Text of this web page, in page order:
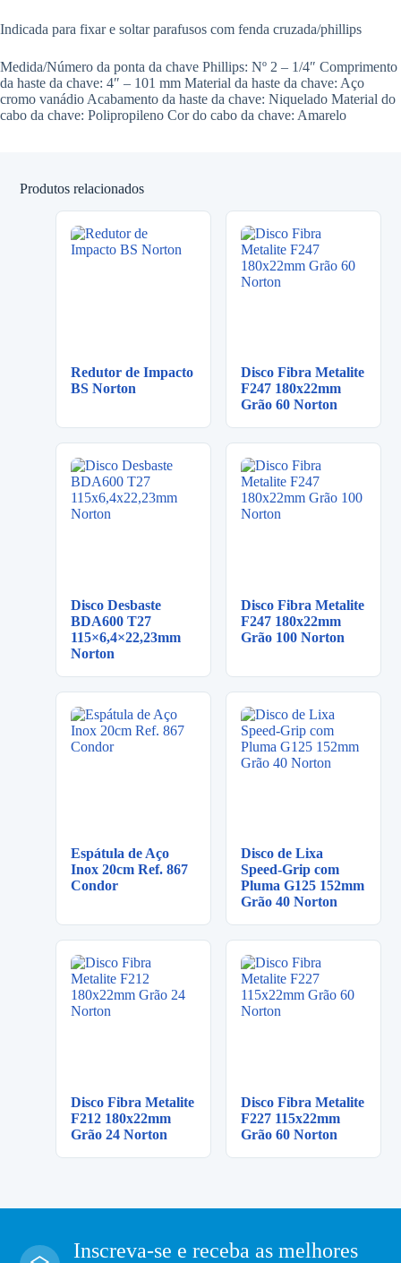
Indicada para fixar e soltar parafusos com fenda cruzada/phillips
Medida/Número da ponta da chave Phillips: Nº 2 – 1/4″ Comprimento
da haste da chave: 4″ – 101 mm Material da haste da chave: Aço
cromo vanádio Acabamento da haste da chave: Niquelado Material do
cabo da chave: Polipropileno Cor do cabo da chave: Amarelo
Produtos relacionados
Redutor de Impacto
BS Norton
Disco Fibra Metalite
F247 180x22mm
Grão 60 Norton
Disco Desbaste
BDA600 T27
115×6,4×22,23mm
Norton
Disco Fibra Metalite
F247 180x22mm
Grão 100 Norton
Espátula de Aço
Inox 20cm Ref. 867
Condor
Disco de Lixa
Speed-Grip com
Pluma G125 152mm
Grão 40 Norton
Disco Fibra Metalite
F212 180x22mm
Grão 24 Norton
Disco Fibra Metalite
F227 115x22mm
Grão 60 Norton
Inscreva-se e receba as melhores